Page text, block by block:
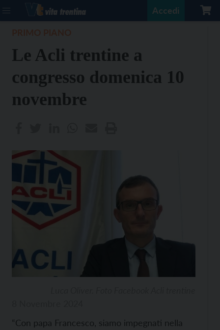
Accedi
Le Acli trentine a
congresso domenica 10
novembre
“Con papa Francesco, siamo impegnati nella